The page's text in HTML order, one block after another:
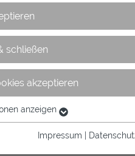
schließen
akzeptieren
Funktionen der
anzeigen
Impressum